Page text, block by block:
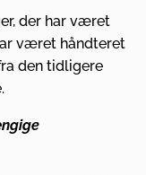
der har været
været håndteret
den tidligere